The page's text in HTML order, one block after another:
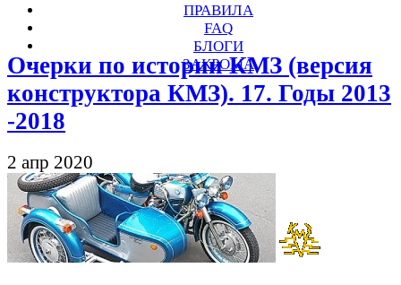
ПРАВИЛА
FAQ
БЛОГИ
ЗАКРОМА
Очерки по истории КМЗ (версия
конструктора КМЗ). 17. Годы 2013
-2018
2 апр 2020